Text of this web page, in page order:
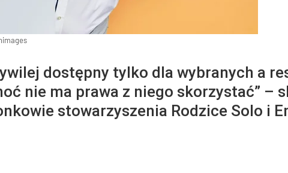
dostępny tylko dla wybranych a
nie ma prawa z niego skorzystać” –
stowarzyszenia Rodzice Solo i